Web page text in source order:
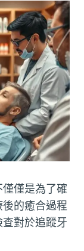
僅是為了確
的癒合過程
對於追蹤牙